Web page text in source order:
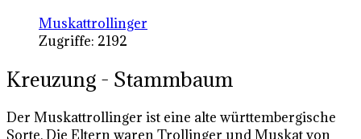
Muskattrollinger
Zugriffe: 2192
Kreuzung - Stammbaum
Der Muskattrollinger ist eine alte württembergische
Sorte. Die Eltern waren Trollinger und Muskat von